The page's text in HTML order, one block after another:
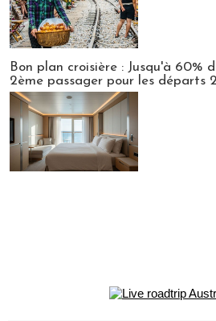
Bon plan croisière : Jusqu'à 60%
2ème passager pour les départs